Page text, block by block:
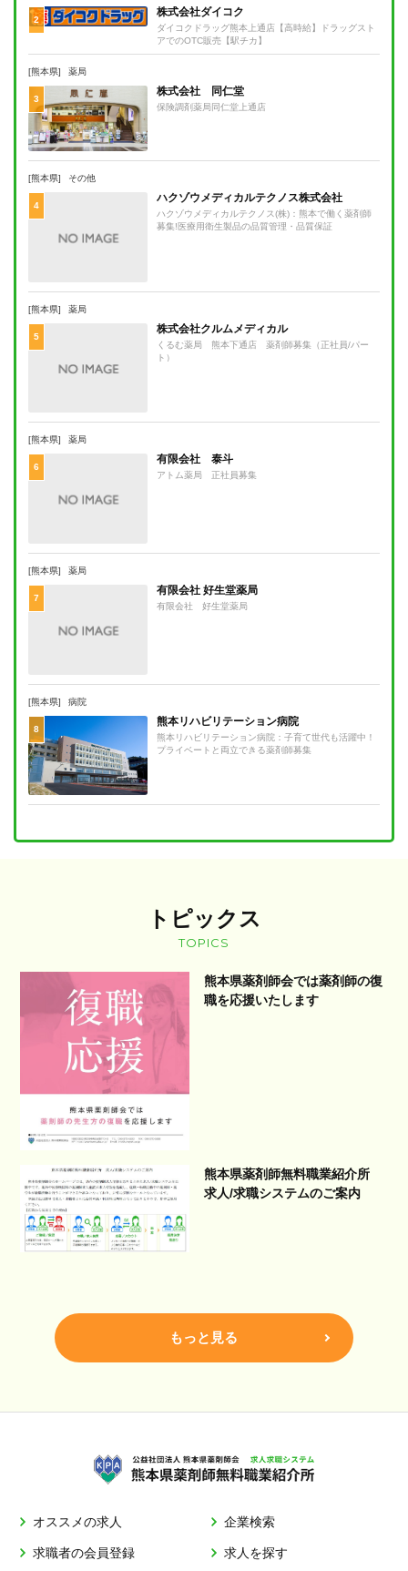
2
株式会社ダイコク
ダイコクドラッグ熊本上通店【高時給】ドラッグスト
アでのOTC販売【駅チカ】
[熊本県] 薬局
3
株式会社 同仁堂
保険調剤薬局同仁堂上通店
[熊本県] その他
4
ハクゾウメディカルテクノス株式会社
ハクゾウメディカルテクノス(株)：熊本で働く薬剤師
募集!医療用衛生製品の品質管理・品質保証
[熊本県] 薬局
5
株式会社クルムメディカル
くるむ薬局 熊本下通店 薬剤師募集（正社員/パー
ト）
[熊本県] 薬局
6
有限会社 泰斗
アトム薬局 正社員募集
[熊本県] 薬局
7
有限会社 好生堂薬局
有限会社 好生堂薬局
[熊本県] 病院
8
熊本リハビリテーション病院
熊本リハビリテーション病院：子育て世代も活躍中！
プライベートと両立できる薬剤師募集
トピックス
TOPICS
熊本県薬剤師会では薬剤師の復
職を応援いたします
熊本県薬剤師無料職業紹介所
求人/求職システムのご案内
もっと見る
オススメの求人 企業検索
求職者の会員登録 求人を探す